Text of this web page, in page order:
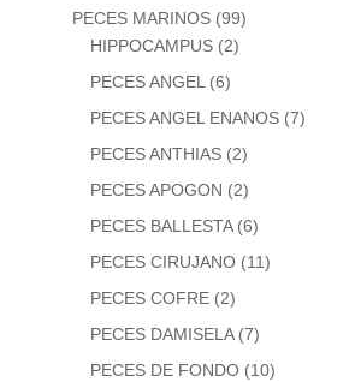
PECES MARINOS (99)
HIPPOCAMPUS (2)
PECES ANGEL (6)
PECES ANGEL ENANOS (7)
PECES ANTHIAS (2)
PECES APOGON (2)
PECES BALLESTA (6)
PECES CIRUJANO (11)
PECES COFRE (2)
PECES DAMISELA (7)
PECES DE FONDO (10)